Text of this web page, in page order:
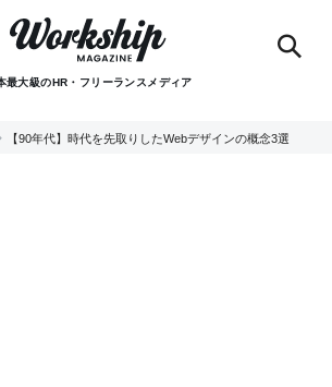
最大級のHR・フリーランスメディア
【90年代】時代を先取りしたWebデザインの概念3選